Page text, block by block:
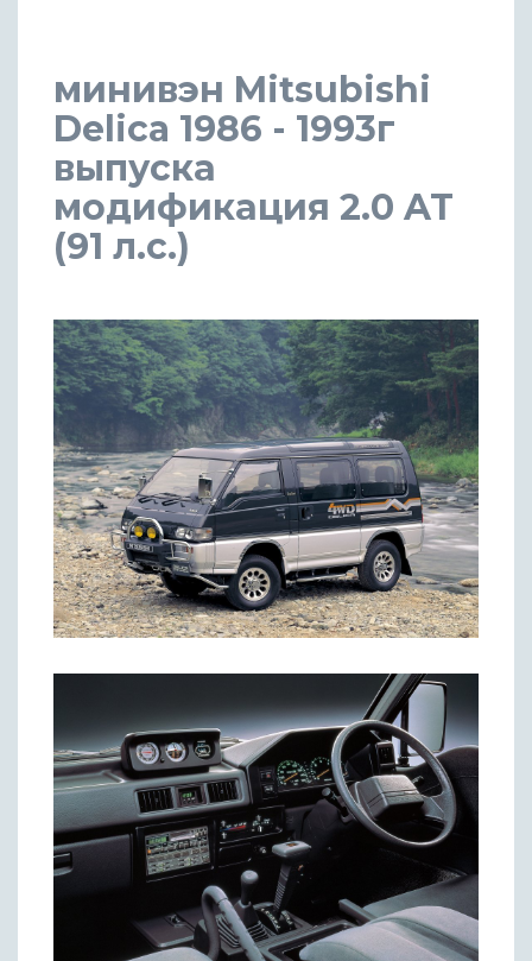
минивэн Mitsubishi
Delica 1986 - 1993г
выпуска
модификация 2.0 AT
(91 л.с.)